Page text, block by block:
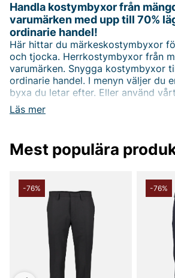
Läs mer
Handla kostymbyxor från
varumärken med upp till 70%
ordinarie handel!
Här hittar du märkeskostymbyxor
och tjocka. Herrkostymbyxor från
varumärken. Snygga kostymbyxor
ordinarie handel. I menyn väljer du
byxa du letar efter. Eller använd
filtrera på dit favoritvarumärke. Du
pris för att hitta varor till det bästa
Outlet AB
Mest populära
-76% -76%